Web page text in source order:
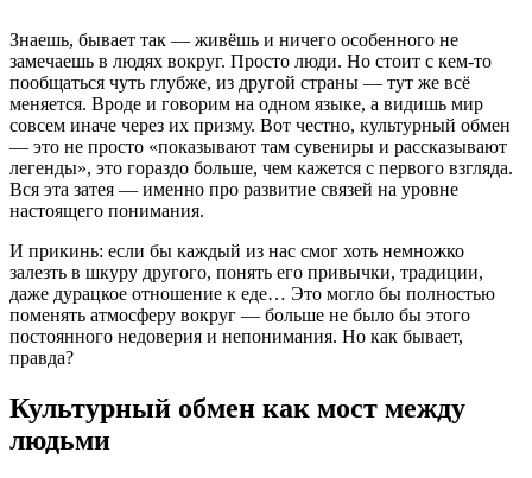
Знаешь, бывает так — живёшь и ничего особенного не
замечаешь в людях вокруг. Просто люди. Но стоит с кем-то
пообщаться чуть глубже, из другой страны — тут же всё
меняется. Вроде и говорим на одном языке, а видишь мир
совсем иначе через их призму. Вот честно, культурный обмен
— это не просто «показывают там сувениры и рассказывают
легенды», это гораздо больше, чем кажется с первого взгляда.
Вся эта затея — именно про развитие связей на уровне
настоящего понимания.
И прикинь: если бы каждый из нас смог хоть немножко
залезть в шкуру другого, понять его привычки, традиции,
даже дурацкое отношение к еде… Это могло бы полностью
поменять атмосферу вокруг — больше не было бы этого
постоянного недоверия и непонимания. Но как бывает,
правда?
Культурный обмен как мост между
людьми